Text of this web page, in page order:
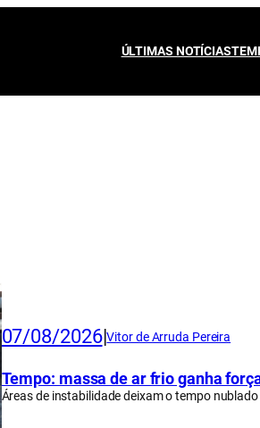
ÚLTIMAS NOTÍCIAS
07/08/2026|Vitor de Arruda Pereira
Tempo: massa de ar frio ganha
Áreas de instabilidade deixam o tempo